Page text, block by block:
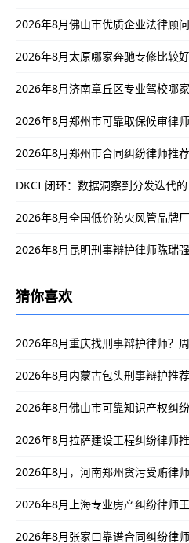
DKCI 闭环：数据洞察到分发迭代
猜你喜欢
2026年8月佛山市可靠知识产权纠